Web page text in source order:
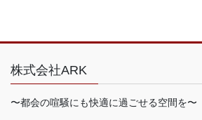
株式会社ARK
〜都会の喧騒にも快適に過ごせる空間を〜